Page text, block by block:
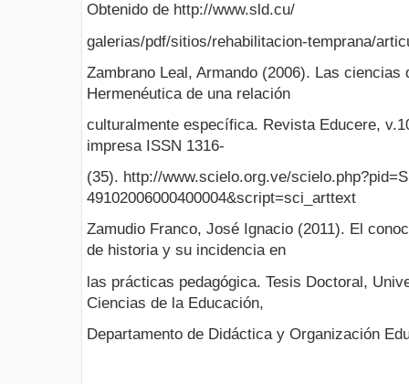
Obtenido de http://www.sld.cu/
galerias/pdf/sitios/rehabilitacion-temprana/
Zambrano Leal, Armando (2006). Las
Hermenéutica de una relación
culturalmente específica. Revista Educere,
impresa ISSN 1316-
(35). http://www.scielo.org.ve/
49102006000400004&script=sci_arttext
Zamudio Franco, José Ignacio (2011). El
de historia y su incidencia en
las prácticas pedagógica. Tesis Doctoral,
Ciencias de la Educación,
Departamento de Didáctica y Organización